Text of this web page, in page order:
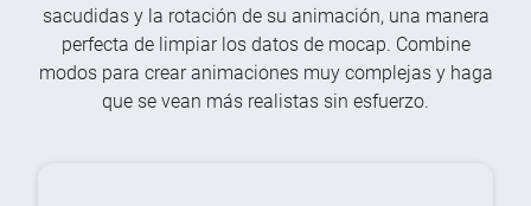
sacudidas y la rotación de su animación, una manera
perfecta de limpiar los datos de mocap. Combine
modos para crear animaciones muy complejas y haga
que se vean más realistas sin esfuerzo.